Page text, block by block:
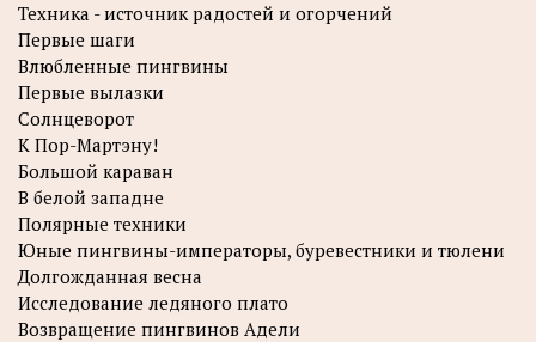
Техника - источник радостей и огорчений
Первые шаги
Влюбленные пингвины
Первые вылазки
Солнцеворот
К Пор-Мартэну!
Большой караван
В белой западне
Полярные техники
Юные пингвины-императоры, буревестники и тюлени
Долгожданная весна
Исследование ледяного плато
Возвращение пингвинов Адели